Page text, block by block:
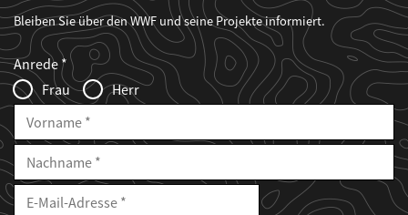
Bleiben Sie über den WWF und seine Projekte informiert.
Web2Case
Infofelder
Fieldset
anrede_name
Anrede
Frau
Herr
Vorname
Nachname
E-
Mailadresse
E-